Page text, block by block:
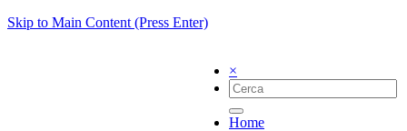
Skip to Main Content (Press Enter)
×
Home